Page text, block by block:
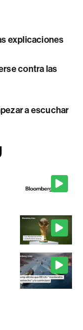
explicaciones
contra las
a escuchar